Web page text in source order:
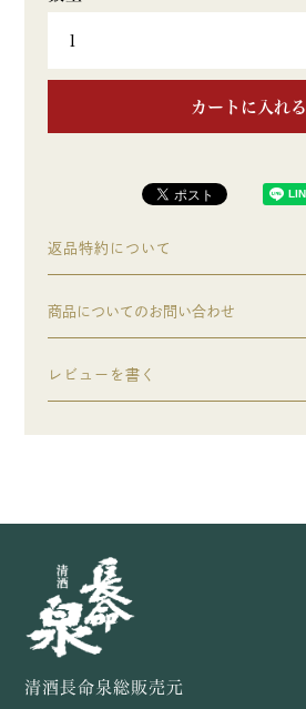
カートに入れる
返品特約について
商品についてのお問い合わせ
レビューを書く
清酒長命泉総販売元